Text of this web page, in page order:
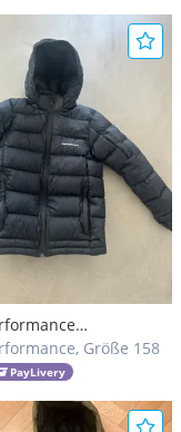
KinderGröße 158
PayLivery